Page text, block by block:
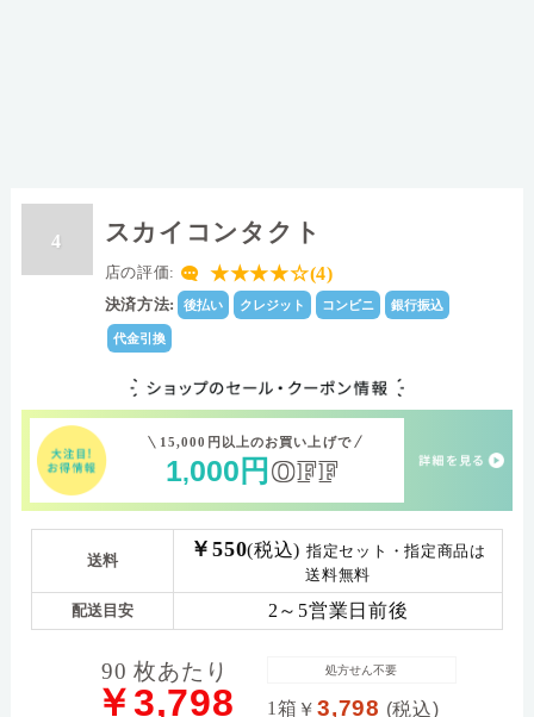
4 スカイコンタクト
店の評価: ★★★★☆(4)
決済方法: 後払い クレジット コンビニ 銀行振込
代金引換
15,000円以上のお買い上げで
1,000 円 OFF
送料 ￥550(税込) 指定セット・指定商品は
送料無料
配送目安 2～5営業日前後
90 枚あたり
￥3,798 1箱 ￥3,798 (税込)
処方せん不要